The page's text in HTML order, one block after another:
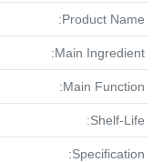
Product Name:
Main Ingredient:
Main Function:
Shelf-Life:
Specification: